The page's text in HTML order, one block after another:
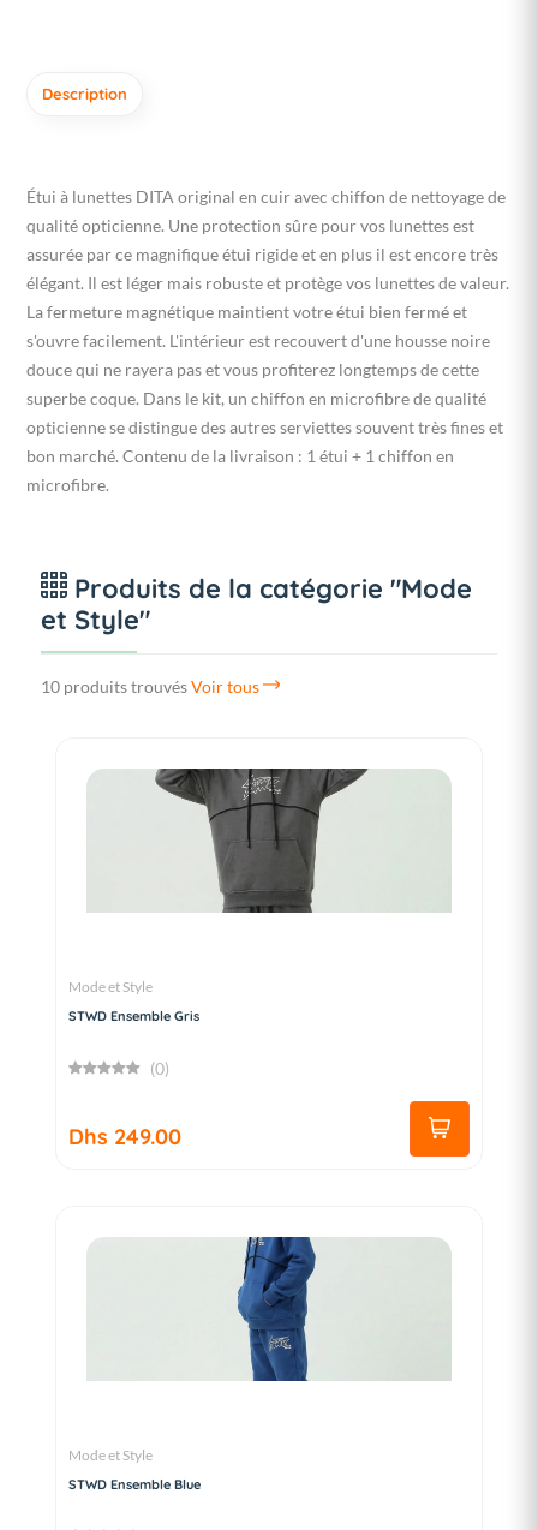
Description
Étui à lunettes DITA original en cuir avec chiffon de nettoyage de
qualité opticienne. Une protection sûre pour vos lunettes est
assurée par ce magnifique étui rigide et en plus il est encore très
élégant. Il est léger mais robuste et protège vos lunettes de valeur.
La fermeture magnétique maintient votre étui bien fermé et
s'ouvre facilement. L'intérieur est recouvert d'une housse noire
douce qui ne rayera pas et vous profiterez longtemps de cette
superbe coque. Dans le kit, un chiffon en microfibre de qualité
opticienne se distingue des autres serviettes souvent très fines et
bon marché. Contenu de la livraison : 1 étui + 1 chiffon en
microfibre.
Produits de la catégorie "Mode
et Style"
10 produits trouvésVoir tous
Mode et Style
STWD Ensemble Gris
(0)
Dhs 249.00
Mode et Style
STWD Ensemble Blue